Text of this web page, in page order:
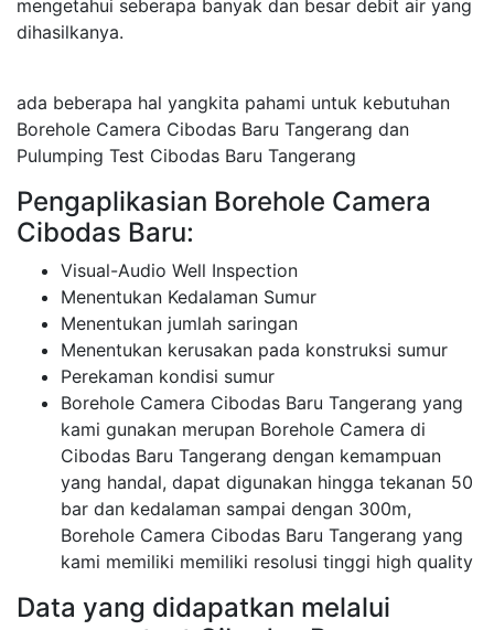
mengetahui seberapa banyak dan besar debit air yang
dihasilkanya.
ada beberapa hal yangkita pahami untuk kebutuhan
Borehole Camera Cibodas Baru Tangerang dan
Pulumping Test Cibodas Baru Tangerang
Pengaplikasian Borehole Camera
Cibodas Baru:
Visual-Audio Well Inspection
Menentukan Kedalaman Sumur
Menentukan jumlah saringan
Menentukan kerusakan pada konstruksi sumur
Perekaman kondisi sumur
Borehole Camera Cibodas Baru Tangerang yang
kami gunakan merupan Borehole Camera di
Cibodas Baru Tangerang dengan kemampuan
yang handal, dapat digunakan hingga tekanan 50
bar dan kedalaman sampai dengan 300m,
Borehole Camera Cibodas Baru Tangerang yang
kami memiliki memiliki resolusi tinggi high quality
Data yang didapatkan melalui